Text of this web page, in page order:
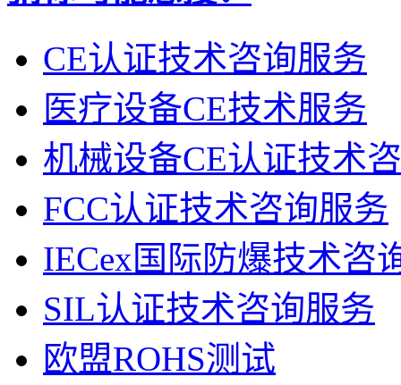
CE认证技术咨询服务
医疗设备CE技术服务
机械设备CE认证技术
FCC认证技术咨询服务
IECex国际防爆技术咨
SIL认证技术咨询服务
欧盟ROHS测试